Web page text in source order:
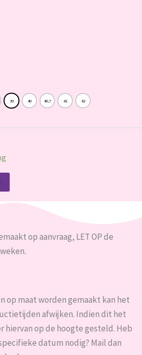
39 40 40,5 41 42
op aanvraag, LET OP de
op maat worden gemaakt kan het
afwijken. Indien dit het
hiervan op de hoogte gesteld. Heb
datum nodig? Mail dan